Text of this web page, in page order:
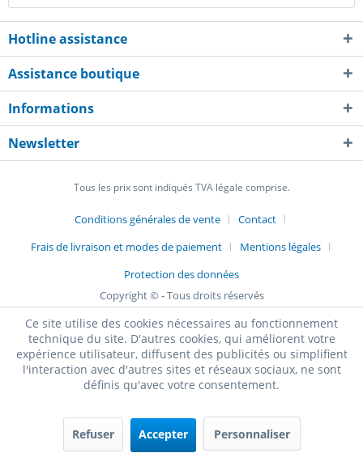
Hotline assistance
Assistance boutique
Informations
Newsletter
Tous les prix sont indiqués TVA légale comprise.
Conditions générales de vente
Contact
Frais de livraison et modes de paiement
Mentions légales
Protection des données
Copyright © - Tous droits réservés
Ce site utilise des cookies nécessaires au fonctionnement
technique du site. D'autres cookies, qui améliorent votre
expérience utilisateur, diffusent des publicités ou simplifient
l'interaction avec d'autres sites et réseaux sociaux, ne sont
définis qu'avec votre consentement.
Refuser Accepter Personnaliser